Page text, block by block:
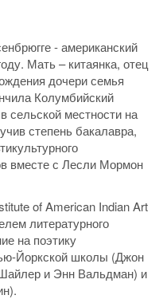
- американский
Мать – китаянка, отец
дочери семья
Колумбийский
сельской местности на
степень бакалавра,
вместе с Лесли Мормон
of American Indian Art
литературного
на поэтику
Йоркской школы (Джон
и Энн Вальдман) и